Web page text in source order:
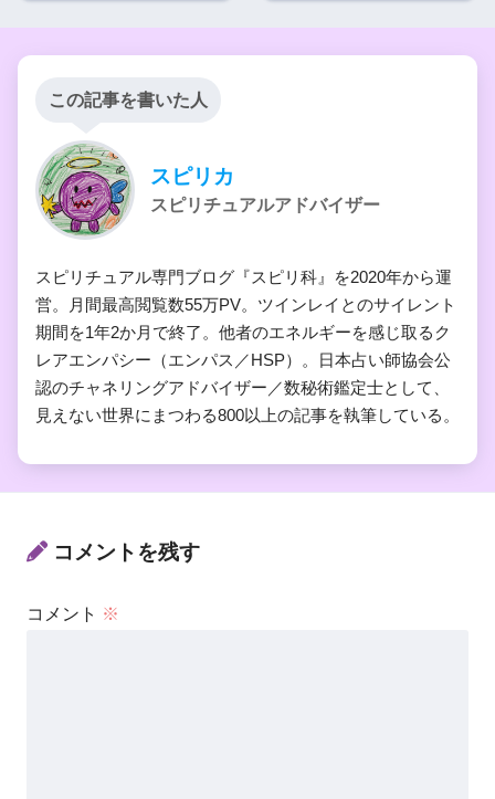
この記事を書いた人
スピリカ
スピリチュアルアドバイザー
スピリチュアル専門ブログ『スピリ科』を2020年から運
営。月間最高閲覧数55万PV。ツインレイとのサイレント
期間を1年2か月で終了。他者のエネルギーを感じ取るク
レアエンパシー（エンパス／HSP）。日本占い師協会公
認のチャネリングアドバイザー／数秘術鑑定士として、
見えない世界にまつわる800以上の記事を執筆している。
コメントを残す
コメント ※